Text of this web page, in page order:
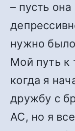
– пусть
нужно
Мой путь к
когда я
дружбу с
АС, но я